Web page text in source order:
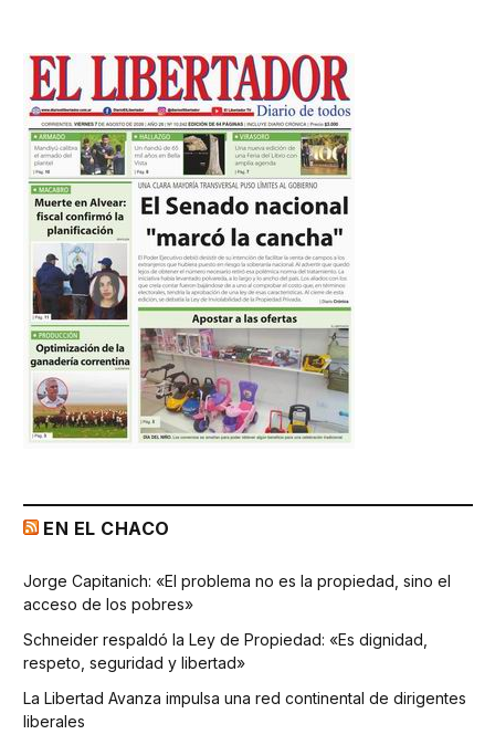
EN EL CHACO
Jorge Capitanich: «El problema no es la propiedad, sino el
acceso de los pobres»
Schneider respaldó la Ley de Propiedad: «Es dignidad,
respeto, seguridad y libertad»
La Libertad Avanza impulsa una red continental de dirigentes
liberales